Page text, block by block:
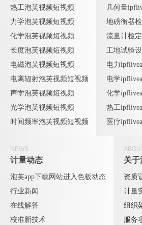
热工泡芙视频短视频
力学泡芙视频短视频
化学泡芙视频短视频
长度泡芙视频短视频
电磁泡芙视频短视频
电离辐射泡芙视频短视频
声学泡芙视频短视频
光学泡芙视频短视频
时间频率泡芙视频短视频
几何量
地磅衡器
流量计检定
工地试验
电力
电学
化学
热工
医疗
NEWS
计量动态
泡芙app下载网站进入色板动态
行业新闻
在线解答
校准新技术
关于
资质
计量
组织
服务